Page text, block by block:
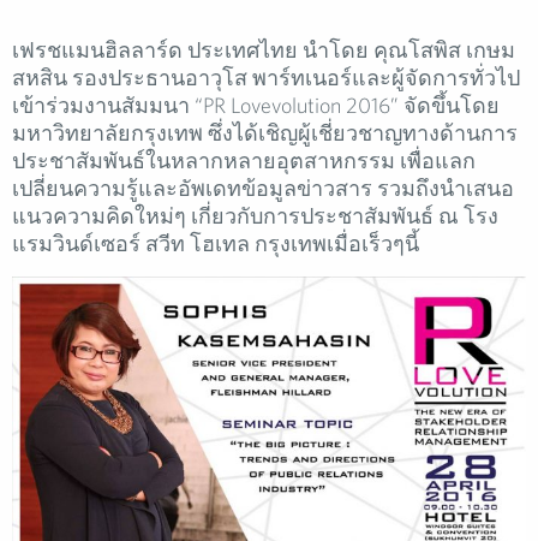
เฟรชแมนฮิลลาร์ด ประเทศไทย นำโดย คุณโสพิส เกษม
สหสิน รองประธานอาวุโส พาร์ทเนอร์และผู้จัดการทั่วไป
เข้าร่วมงานสัมมนา “PR Lovevolution 2016” จัดขึ้นโดย
มหาวิทยาลัยกรุงเทพ ซึ่งได้เชิญผู้เชี่ยวชาญทางด้านการ
ประชาสัมพันธ์ในหลากหลายอุตสาหกรรม เพื่อแลก
เปลี่ยนความรู้และอัพเดทข้อมูลข่าวสาร รวมถึงนำเสนอ
แนวความคิดใหม่ๆ เกี่ยวกับการประชาสัมพันธ์ ณ โรง
แรมวินด์เซอร์ สวีท โฮเทล กรุงเทพเมื่อเร็วๆนี้